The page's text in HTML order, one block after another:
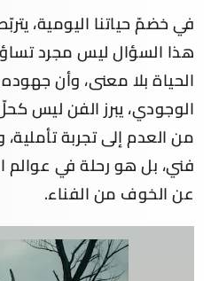
في خضمّ حياتنا اليومية،
الحياة بلا معنى، وأن
الوجودي، يبرز الفن ليس
من العدم إلى تجربة
فني، بل هو رحلة في
عن الخوف من الفناء.